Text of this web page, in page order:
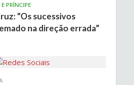
PRÍNCIPE
“Os sucessivos
na direção errada”